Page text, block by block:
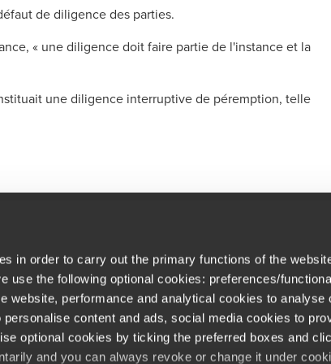
in order to carry out the primary functions of the
use the following optional cookies: preferences/
website, performance and analytical cookies to analyse
content and ads, social media cookies to
optional cookies by ticking the preferred boxes and
and you can always revoke or change it under
de diligence des parties.
« une diligence doit faire partie de l'instance et la
une diligence interruptive de péremption, telle
commerciales
Newsletter
Inscrivez-vous et recevez les
Opens in a new window/tab
Opens in a new window/tab
Opens in a new
Opens in a
Copyright © 2026 BDO France